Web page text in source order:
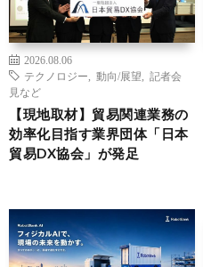
2026.08.06
テクノロジー
動向/展望
記者会
見など
【現地取材】貿易関連業務の
効率化目指す業界団体「日本
貿易DX協会」が発足